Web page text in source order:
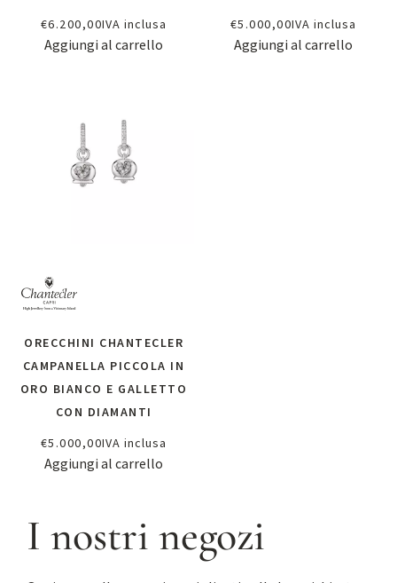
€6.200,00IVA inclusa
Aggiungi al carrello
€5.000,00IVA inclusa
Aggiungi al carrello
ORECCHINI CHANTECLER
CAMPANELLA PICCOLA IN
ORO BIANCO E GALLETTO
CON DIAMANTI
€5.000,00IVA inclusa
Aggiungi al carrello
I nostri negozi